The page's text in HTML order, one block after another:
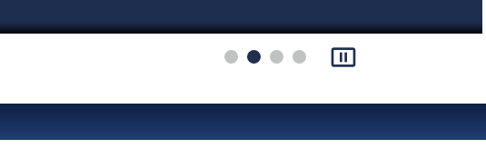
pause_presentation